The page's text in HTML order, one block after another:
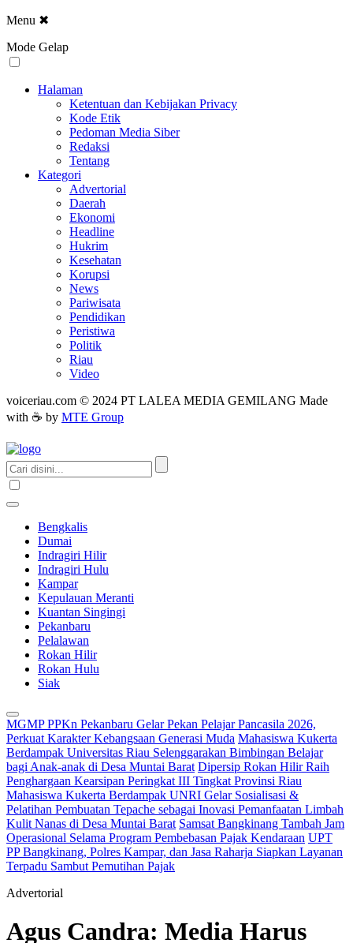
Menu ✖
Mode Gelap
Halaman
Ketentuan dan Kebijakan Privacy
Kode Etik
Pedoman Media Siber
Redaksi
Tentang
Kategori
Advertorial
Daerah
Ekonomi
Headline
Hukrim
Kesehatan
Korupsi
News
Pariwisata
Pendidikan
Peristiwa
Politik
Riau
Video
voiceriau.com © 2024 PT LALEA MEDIA GEMILANG Made
with ☕ by MTE Group
Bengkalis
Dumai
Indragiri Hilir
Indragiri Hulu
Kampar
Kepulauan Meranti
Kuantan Singingi
Pekanbaru
Pelalawan
Rokan Hilir
Rokan Hulu
Siak
MGMP PPKn Pekanbaru Gelar Pekan Pelajar Pancasila 2026,
Perkuat Karakter Kebangsaan Generasi Muda Mahasiswa Kukerta
Berdampak Universitas Riau Selenggarakan Bimbingan Belajar
bagi Anak-anak di Desa Muntai Barat Dipersip Rokan Hilir Raih
Penghargaan Kearsipan Peringkat III Tingkat Provinsi Riau
Mahasiswa Kukerta Berdampak UNRI Gelar Sosialisasi &
Pelatihan Pembuatan Tepache sebagai Inovasi Pemanfaatan Limbah
Kulit Nanas di Desa Muntai Barat Samsat Bangkinang Tambah Jam
Operasional Selama Program Pembebasan Pajak Kendaraan UPT
PP Bangkinang, Polres Kampar, dan Jasa Raharja Siapkan Layanan
Terpadu Sambut Pemutihan Pajak
Advertorial
Agus Candra: Media Harus